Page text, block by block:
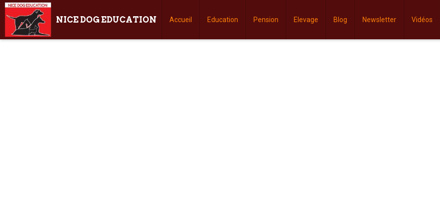
NICE DOG EDUCATION Accueil Education Pension Elevage Blog Newsletter Vidéos